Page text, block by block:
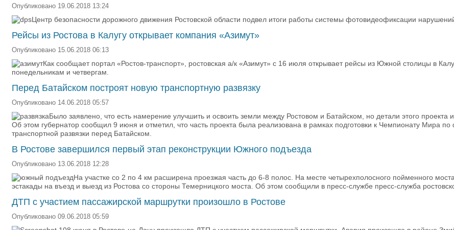
Опубликовано 19.06.2018 13:24
Центр безопасности дорожного движения Ростовской области подвел итоги работы системы фотовидеофиксации
Рейсы из Ростова в Калугу открывает компания «Азимут»
Опубликовано 15.06.2018 06:13
Как сообщает портал «Ростов-транспорт», ростовская а/к «Азимут» с 16 июля открывает рейсы из Южной столицы в
понедельникам и четвергам.
Перед Батайском построят новую транспортную развязку
Опубликовано 14.06.2018 05:57
Было заявлено, что есть намерение улучшить и освоить земли между Ростовом и Батайском, но детали этого проекта
Об этом губернатор сообщил 9 июня и отметил, что часть проекта была реализована в рамках подготовки к Чемпионату Мира по
транспортной развязки перед Батайском.
В Ростове завершился первый этап реконструкции Южного подъезда
Опубликовано 13.06.2018 12:28
На участке со 2 по 4 км расширена проезжая часть до 6-8 полос. На месте четырехполосного пойменного
эстакады на въезд и выезд из Ростова со стороны Темерницкого моста. Об этом сообщили в пресс-службе пресс-служба
ДТП с участием пассажирской маршрутки произошло в Ростове
Опубликовано 09.06.2018 05:59